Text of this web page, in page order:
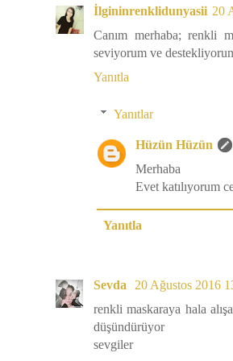
İlgininrenklidunyasii 20
Canım merhaba; renkli
seviyorum ve
Yanıtla
Yanıtlar
Hüzün Hüzün
Merhaba
Evet katılıyorum
Yanıtla
Sevda
20 Ağustos 2016
renkli maskaraya hala
düşündürüyor
sevgiler